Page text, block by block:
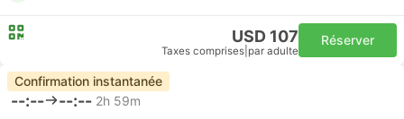
USD 107
Taxes comprises par adulte
Réserver
Confirmation instantanée
--:-- --:-- 2h 59m